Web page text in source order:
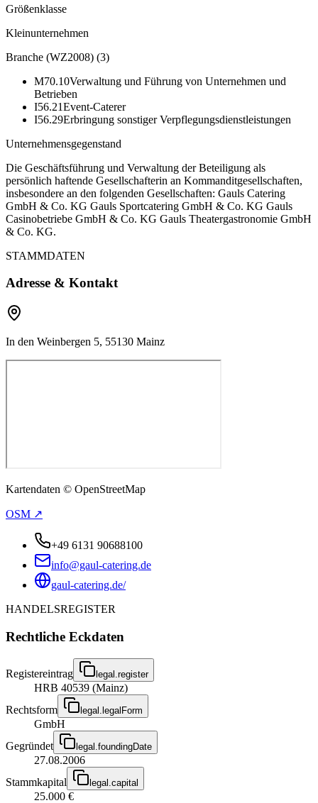
Größenklasse
Kleinunternehmen
Branche (WZ2008) (3)
M70.10Verwaltung und Führung von Unternehmen und
Betrieben
I56.21Event-Caterer
I56.29Erbringung sonstiger Verpflegungsdienstleistungen
Unternehmensgegenstand
Die Geschäftsführung und Verwaltung der Beteiligung als
persönlich haftende Gesellschafterin an Kommanditgesellschaften,
insbesondere an den folgenden Gesellschaften: Gauls Catering
GmbH & Co. KG Gauls Sportcatering GmbH & Co. KG Gauls
Casinobetriebe GmbH & Co. KG Gauls Theatergastronomie GmbH
& Co. KG.
STAMMDATEN
Adresse & Kontakt
In den Weinbergen 5, 55130 Mainz
Kartendaten © OpenStreetMap
OSM ↗
+49 6131 90688100
info@gaul-catering.de
gaul-catering.de/
HANDELSREGISTER
Rechtliche Eckdaten
Registereintrag legal.register
HRB 40539 (Mainz)
Rechtsform
legal.legalForm
GmbH
Gegründet
legal.foundingDate
27.08.2006
Stammkapital
legal.capital
25.000 €